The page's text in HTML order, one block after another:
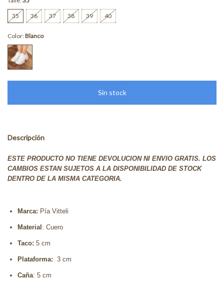
35 36 37 38 39 40
Color:Blanco
Descripción
ESTE PRODUCTO NO TIENE DEVOLUCION NI ENVIO GRATIS. LOS
CAMBIOS ESTAN SUJETOS A LA DISPONIBILIDAD DE STOCK
DENTRO DE LA MISMA CATEGORIA.
Marca: Pía Vitteli
Material: Cuero
Taco: 5 cm
Plataforma: 3 cm
Caña: 5 cm